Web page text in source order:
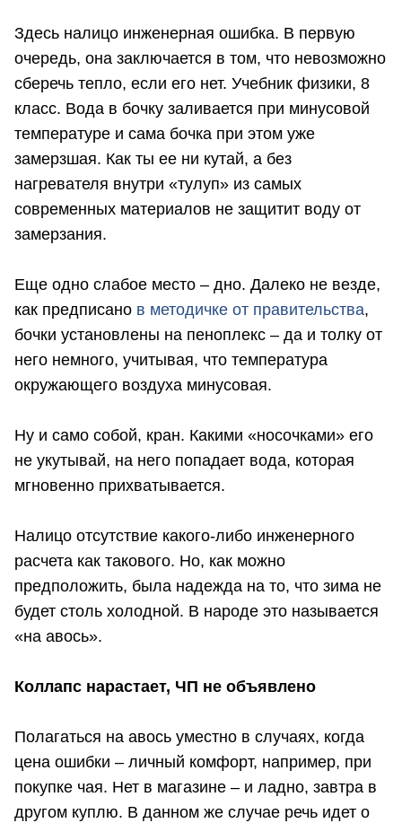
Здесь налицо инженерная ошибка. В первую
очередь, она заключается в том, что невозможно
сберечь тепло, если его нет. Учебник физики, 8
класс. Вода в бочку заливается при минусовой
температуре и сама бочка при этом уже
замерзшая. Как ты ее ни кутай, а без
нагревателя внутри «тулуп» из самых
современных материалов не защитит воду от
замерзания.
Еще одно слабое место – дно. Далеко не везде,
как предписано в методичке от правительства,
бочки установлены на пеноплекс – да и толку от
него немного, учитывая, что температура
окружающего воздуха минусовая.
Ну и само собой, кран. Какими «носочками» его
не укутывай, на него попадает вода, которая
мгновенно прихватывается.
Налицо отсутствие какого-либо инженерного
расчета как такового. Но, как можно
предположить, была надежда на то, что зима не
будет столь холодной. В народе это называется
«на авось».
Коллапс нарастает, ЧП не объявлено
Полагаться на авось уместно в случаях, когда
цена ошибки – личный комфорт, например, при
покупке чая. Нет в магазине – и ладно, завтра в
другом куплю. В данном же случае речь идет о